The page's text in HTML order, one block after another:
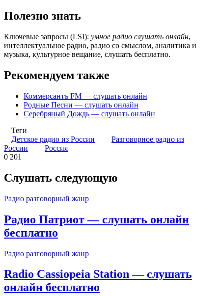
Полезно знать
Ключевые запросы (LSI): умное радио слушать онлайн,
интеллектуальное радио, радио со смыслом, аналитика и
музыка, культурное вещание, слушать бесплатно.
Рекомендуем также
Коммерсантъ FM — слушать онлайн
Родные Песни — слушать онлайн
Серебряный Дождь — слушать онлайн
Теги
Детское радио из России
Разговорное радио из
России
Россия
0 201
Слушать следующую
Радио разговорный жанр
Радио Патриот — слушать онлайн
бесплатно
Радио разговорный жанр
Radio Cassiopeia Station — слушать
онлайн бесплатно